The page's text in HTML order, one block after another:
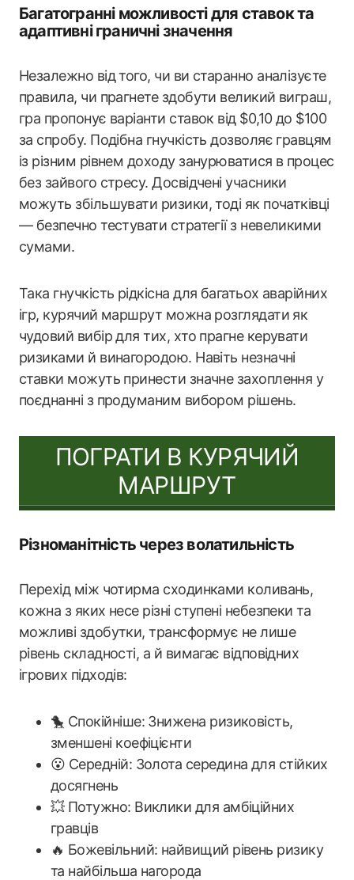
Багатогранні можливості для ставок та
адаптивні граничні значення
Незалежно від того, чи ви старанно аналізуєте
правила, чи прагнете здобути великий виграш,
гра пропонує варіанти ставок від $0,10 до $100
за спробу. Подібна гнучкість дозволяє гравцям
із різним рівнем доходу занурюватися в процес
без зайвого стресу. Досвідчені учасники
можуть збільшувати ризики, тоді як початківці
— безпечно тестувати стратегії з невеликими
сумами.
Така гнучкість рідкісна для багатьох аварійних
ігр, курячий маршрут можна розглядати як
чудовий вибір для тих, хто прагне керувати
ризиками й винагородою. Навіть незначні
ставки можуть принести значне захоплення у
поєднанні з продуманим вибором рішень.
ПОГРАТИ В КУРЯЧИЙ
МАРШРУТ
Різноманітність через волатильність
Перехід між чотирма сходинками коливань,
кожна з яких несе різні ступені небезпеки та
можливі здобутки, трансформує не лише
рівень складності, а й вимагає відповідних
ігрових підходів:
🐤 Спокійніше: Знижена ризиковість,
зменшені коефіцієнти
😮 Середній: Золота середина для стійких
досягнень
💥 Потужно: Виклики для амбіційних
гравців
🔥 Божевільний: найвищий рівень ризику
та найбільша нагорода